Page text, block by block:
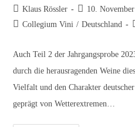
Beitrags-
Autor:
Klaus Rössler
Beitrag
veröffentlicht:
10.
Beitrags-
Collegium Vini / Deutschland
Auch Teil 2 der Jahrgangsprobe
durch die herausragenden Weine
Vielfalt und den Charakter
geprägt von Wetterextremen…